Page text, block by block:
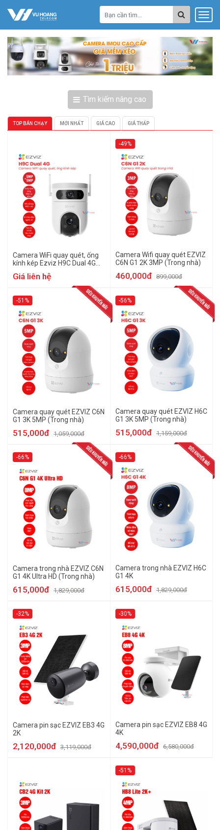
Tìm kiếm nâng cao
TOP BÁN CHẠY MỚI NHẤT GIÁ CAO GIÁ THẤP
Camera WiFi quay quét, ống
kính kép Ezviz H9C Dual 4G
Giá liên hệ
-49%
Camera Wifi quay quét EZVIZ
C6N G1 2K 3MP (Trong nhà)
460,000đ 899,000đ
-51%
Camera quay quét EZVIZ C6N
G1 3K 5MP (Trong nhà)
515,000đ 1,059,000đ
-56%
Camera quay quét EZVIZ H6C
G1 3K 5MP (Trong nhà)
515,000đ 1,159,000đ
-66%
Camera trong nhà EZVIZ C6N
G1 4K Ultra HD (Trong nhà)
615,000đ 1,829,000đ
-66%
Camera trong nhà EZVIZ H6C
G1 4K
615,000đ 1,829,000đ
-32%
Camera pin sạc EZVIZ EB3 4G
2K
2,120,000đ 3,119,000đ
-30%
Camera pin sạc EZVIZ EB8 4G
4K
4,590,000đ 6,580,000đ
-51%